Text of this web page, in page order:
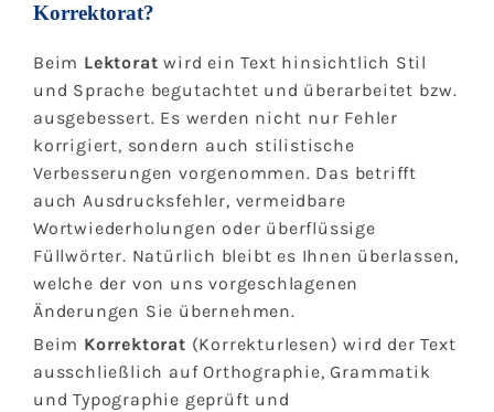
Korrektorat?
Beim Lektoratwird ein Text hinsichtlich Stil
und Sprache begutachtet und überarbeitet bzw.
ausgebessert. Es werden nicht nur Fehler
korrigiert, sondern auch stilistische
Verbesserungen vorgenommen. Das betrifft
auch Ausdrucksfehler, vermeidbare
Wortwiederholungen oder überflüssige
Füllwörter. Natürlich bleibt es Ihnen überlassen,
welche der von uns vorgeschlagenen
Änderungen Sie übernehmen.
Beim Korrektorat (Korrekturlesen) wird der Text
ausschließlich auf Orthographie, Grammatik
und Typographie geprüft und